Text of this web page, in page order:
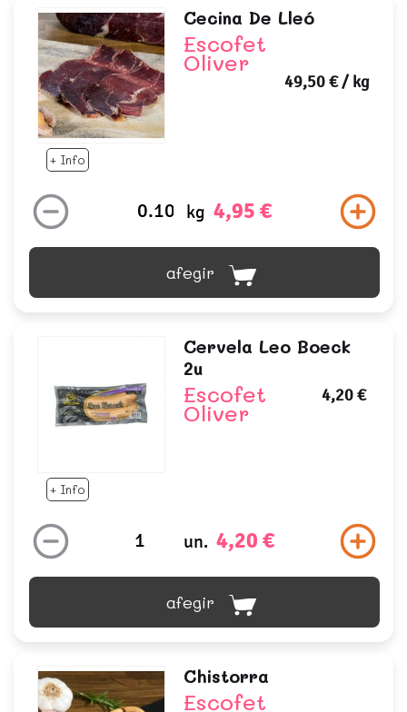
+ Info
Cecina De Lleó
Escofet
Oliver
49,50 €/ kg
kg 4,95 €
afegir
+ Info
Cervela Leo Boeck
2u
Escofet
Oliver
4,20 €
un. 4,20 €
afegir
Chistorra
Escofet